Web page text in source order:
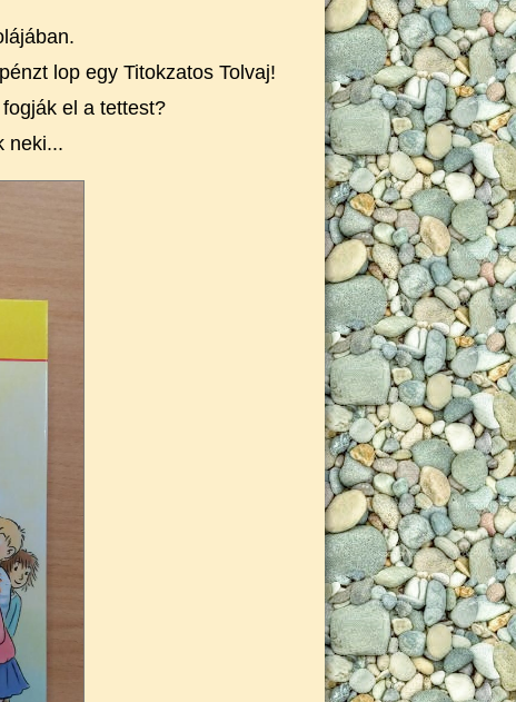
lop egy Titokzatos Tolvaj!
el a tettest?
neki...